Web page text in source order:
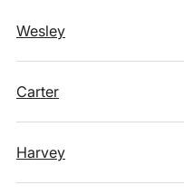
Wesley
Carter
Harvey